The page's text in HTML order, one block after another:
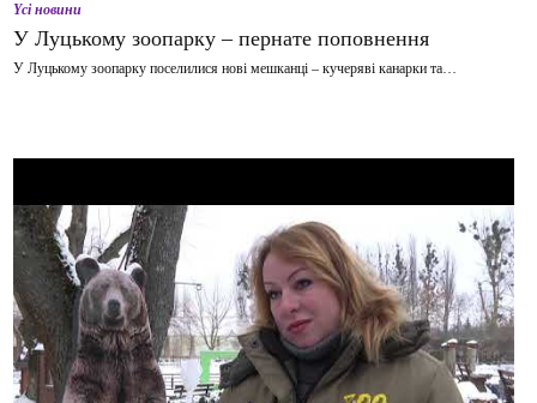
Yсі новини
У Луцькому зоопарку – пернате поповнення
У Луцькому зоопарку поселилися нові мешканці – кучеряві канарки та…